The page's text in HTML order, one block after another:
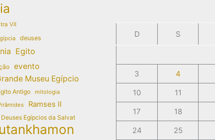
VII
deuses
Egito
evento
Museu Egípcio
Antigo mitologia
Ramses II
Egípcios da Salvat
D S
3
4
10
11
17
18
24
25